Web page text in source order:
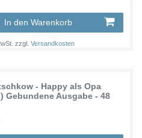
In den Warenkorb
zzgl.Versandkosten
- Happy als Opa
Gebundene Ausgabe - 48